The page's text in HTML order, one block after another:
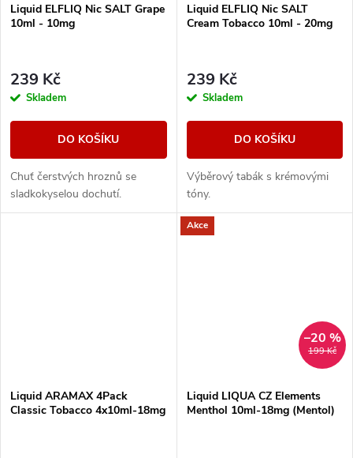
Liquid ELFLIQ Nic SALT Grape
10ml - 10mg
239 Kč
Skladem
DO KOŠÍKU
Chuť čerstvých hroznů se
sladkokyselou dochutí.
Liquid ELFLIQ Nic SALT
Cream Tobacco 10ml - 20mg
239 Kč
Skladem
DO KOŠÍKU
Výběrový tabák s krémovými
tóny.
Liquid ARAMAX 4Pack
Classic Tobacco 4x10ml-18mg
Akce
199 Kč
–20 %
Liquid LIQUA CZ Elements
Menthol 10ml-18mg (Mentol)